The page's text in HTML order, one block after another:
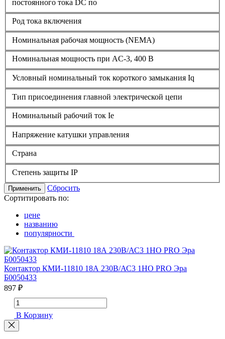
постоянного тока DC по
Род тока включения
Номинальная рабочая мощность (NEMA)
Номинальная мощность при AC-3, 400 В
Условный номинальный ток короткого замыкания Iq
Тип присоединения главной электрической цепи
Номинальный рабочий ток Ie
Напряжение катушки управления
Страна
Степень защиты IP
Применить
Сбросить
Сортитировать по:
цене
названию
популярности
Контактор КМИ-11810 18А 230В/АС3 1НО PRO Эра
Б0050433
897 ₽
В Корзину